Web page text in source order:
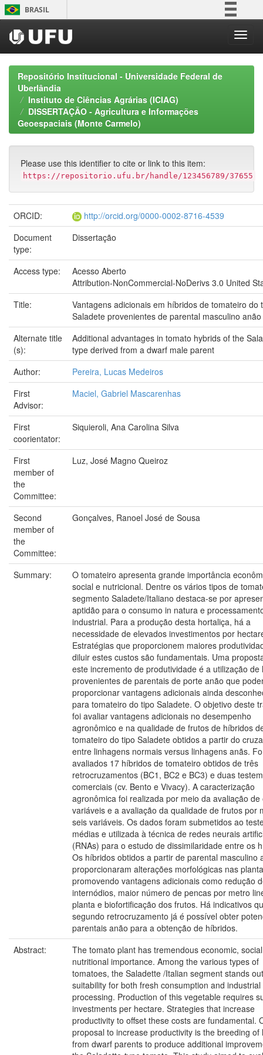
Skip
navigation
BRASIL
Participe
Acesso à informação
Legislação
Canais
Repositório Institucional - Universidade Federal de
Uberlândia
Instituto de Ciências Agrárias (ICIAG)
DISSERTAÇÃO - Agricultura e Informações
Geoespaciais (Monte Carmelo)
Please use this identifier to cite or link to this item:
https://repositorio.ufu.br/handle/123456789/37655
ORCID:
http://orcid.org/0000-0002-8716-4539
Document
type:
Dissertação
Access type:
Acesso Aberto
Attribution-NonCommercial-NoDerivs 3.0 United
Title:
Vantagens adicionais em híbridos de tomateiro do
Saladete provenientes de parental masculino anão
Alternate title
(s):
Additional advantages in tomato hybrids of the
type derived from a dwarf male parent
Author:
Pereira, Lucas Medeiros
First
Advisor:
Maciel, Gabriel Mascarenhas
First
coorientator:
Siquieroli, Ana Carolina Silva
First
member of
the
Committee:
Luz, José Magno Queiroz
Second
member of
the
Committee:
Gonçalves, Ranoel José de Sousa
Summary:
O tomateiro apresenta grande importância
social e nutricional. Dentre os vários tipos de
segmento Saladete/Italiano destaca-se por
aptidão para o consumo in natura e
industrial. Para a produção desta hortaliça, há a
necessidade de elevados investimentos por
Estratégias que proporcionem maiores
diluir estes custos são fundamentais. Uma
este incremento de produtividade é a utilização de
provenientes de parentais de porte anão que
proporcionar vantagens adicionais ainda
para tomateiro do tipo Saladete. O objetivo deste
foi avaliar vantagens adicionais no desempenho
agronômico e na qualidade de frutos de híbridos
tomateiro do tipo Saladete obtidos a partir do
entre linhagens normais versus linhagens anãs.
avaliados 17 híbridos de tomateiro obtidos de três
retrocruzamentos (BC1, BC2 e BC3) e duas
comerciais (cv. Bento e Vivacy). A caracterização
agronômica foi realizada por meio da avaliação de
variáveis e a avaliação da qualidade de frutos por
seis variáveis. Os dados foram submetidos ao
médias e utilizada à técnica de redes neurais
(RNAs) para o estudo de dissimilaridade entre os
Os híbridos obtidos a partir de parental masculino
proporcionaram alterações morfológicas nas
promovendo vantagens adicionais como redução
internódios, maior número de pencas por metro
planta e biofortificação dos frutos. Há indicativos
segundo retrocruzamento já é possível obter
parentais anão para a obtenção de híbridos.
Abstract:
The tomato plant has tremendous economic,
nutritional importance. Among the various types of
tomatoes, the Saladette /Italian segment stands
suitability for both fresh consumption and industrial
processing. Production of this vegetable requires
investments per hectare. Strategies that increase
productivity to offset these costs are fundamental.
proposal to increase productivity is the breeding of
from dwarf parents to produce additional